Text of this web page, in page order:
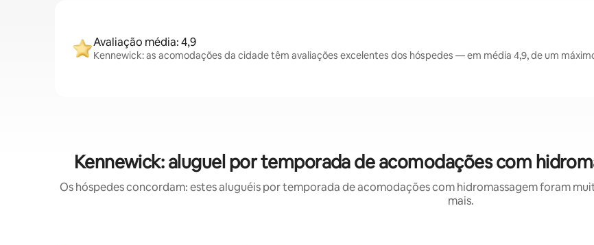
Avaliação média: 4,9
Kennewick: as acomodações da cidade têm avaliações excelentes dos hóspedes — em média 4,9, de um
Kennewick: aluguel por temporada de acomodações com
Os hóspedes concordam: estes aluguéis por temporada de acomodações com hidromassagem foram
mais.